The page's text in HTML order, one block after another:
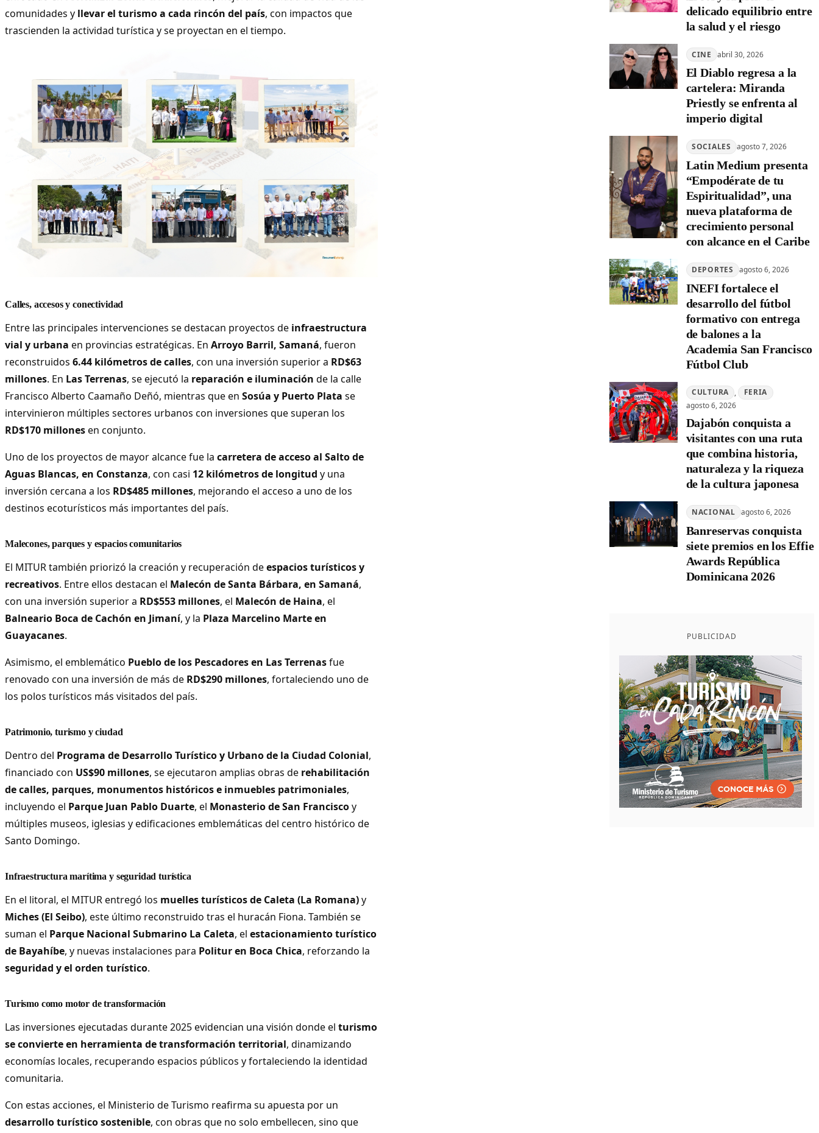
comunidades y llevar el turismo a cada rincón del país, con impactos que
trascienden la actividad turística y se proyectan en el tiempo.
Calles, accesos y conectividad
Entre las principales intervenciones se destacan proyectos de infraestructura
vial y urbana en provincias estratégicas. En Arroyo Barril, Samaná, fueron
reconstruidos 6.44 kilómetros de calles, con una inversión superior a RD$63
millones. En Las Terrenas, se ejecutó la reparación e iluminación de la calle
Francisco Alberto Caamaño Deñó, mientras que en Sosúa y Puerto Plata se
intervinieron múltiples sectores urbanos con inversiones que superan los
RD$170 millonesen conjunto.
Uno de los proyectos de mayor alcance fue la carretera de acceso al Salto de
Aguas Blancas, en Constanza, con casi 12 kilómetros de longitud y una
inversión cercana a los RD$485 millones, mejorando el acceso a uno de los
destinos ecoturísticos más importantes del país.
Malecones, parques y espacios comunitarios
El MITUR también priorizó la creación y recuperación deespacios turísticos y
recreativos. Entre ellos destacan el Malecón de Santa Bárbara, en Samaná,
con una inversión superior a RD$553 millones, el Malecón de Haina, el
Balneario Boca de Cachón en Jimaní, y la Plaza Marcelino Marte en
Guayacanes.
Asimismo, el emblemático Pueblo de los Pescadores en Las Terrenasfue
renovado con una inversión de más de RD$290 millones, fortaleciendo uno de
los polos turísticos más visitados del país.
Patrimonio, turismo y ciudad
Dentro del Programa de Desarrollo Turístico y Urbano de la Ciudad Colonial,
financiado con US$90 millones, se ejecutaron amplias obras de rehabilitación
de calles, parques, monumentos históricos e inmuebles patrimoniales,
incluyendo el Parque Juan Pablo Duarte, el Monasterio de San Franciscoy
múltiples museos, iglesias y edificaciones emblemáticas del centro histórico de
Santo Domingo.
Infraestructura marítima y seguridad turística
En el litoral, el MITUR entregó los muelles turísticos de Caleta (La Romana)y
Miches (El Seibo), este último reconstruido tras el huracán Fiona. También se
suman el Parque Nacional Submarino La Caleta, el estacionamiento turístico
de Bayahíbe, y nuevas instalaciones para Politur en Boca Chica, reforzando la
seguridad y el orden turístico.
Turismo como motor de transformación
Las inversiones ejecutadas durante 2025 evidencian una visión donde el turismo
se convierte en herramienta de transformación territorial, dinamizando
economías locales, recuperando espacios públicos y fortaleciendo la identidad
comunitaria.
Con estas acciones, el Ministerio de Turismo reafirma su apuesta por un
desarrollo turístico sostenible, con obras que no solo embellecen, sino que
delicado equilibrio entre
la salud y el riesgo
CINE abril 30, 2026
El Diablo regresa a la
cartelera: Miranda
Priestly se enfrenta al
imperio digital
SOCIALES agosto 7, 2026
Latin Medium presenta
“Empodérate de tu
Espiritualidad”, una
nueva plataforma de
crecimiento personal
con alcance en el Caribe
DEPORTES agosto 6, 2026
INEFI fortalece el
desarrollo del fútbol
formativo con entrega
de balones a la
Academia San Francisco
Fútbol Club
CULTURA ,
FERIA
agosto 6, 2026
Dajabón conquista a
visitantes con una ruta
que combina historia,
naturaleza y la riqueza
de la cultura japonesa
NACIONAL agosto 6, 2026
Banreservas conquista
siete premios en los Effie
Awards República
Dominicana 2026
PUBLICIDAD